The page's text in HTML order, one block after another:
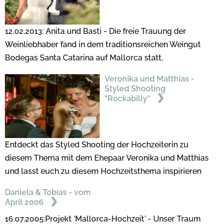
12.02.2013: Anita und Basti - Die freie Trauung der
Weinliebhaber fand in dem traditionsreichen Weingut
Bodegas Santa Catarina auf Mallorca statt.
Veronika und Matthias -
Styled Shooting
"Rockabilly"
Entdeckt das Styled Shooting der Hochzeiterin zu
diesem Thema mit dem Ehepaar Veronika und Matthias
und lasst euch zu diesem Hochzeitsthema inspirieren
Daniela & Tobias - vom
April 2006
16.07.2005:Projekt 'Mallorca-Hochzeit' - Unser Traum